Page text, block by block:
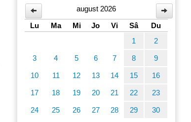
august 2026
Lu
Ma Mi Jo Vi Sâ
Du
1
2
3 4 5 6 7 8 9
10 11 12 13 14 15 16
17 18 19 20 21 22 23
24 25 26 27 28 29 30